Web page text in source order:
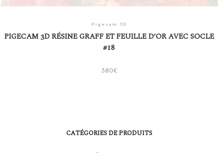
Pigecam 3D
PIGECAM 3D RÉSINE GRAFF ET FEUILLE D’OR AVEC SOCLE
#18
380€
CATÉGORIES DE PRODUITS